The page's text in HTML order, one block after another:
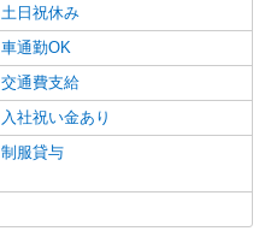
土日祝休み
車通勤OK
交通費支給
入社祝い金あり
制服貸与